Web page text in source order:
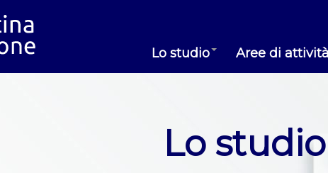
Lo studio Aree di attività
Lo studio